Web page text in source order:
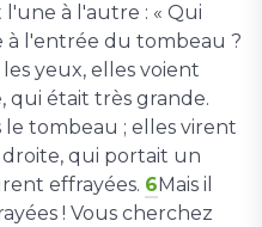
l'une à l'autre : « Qui
à l'entrée du tombeau ?
yeux, elles voient
qui était très grande.
tombeau ; elles virent
droite, qui portait un
effrayées. 6 Mais il
! Vous cherchez